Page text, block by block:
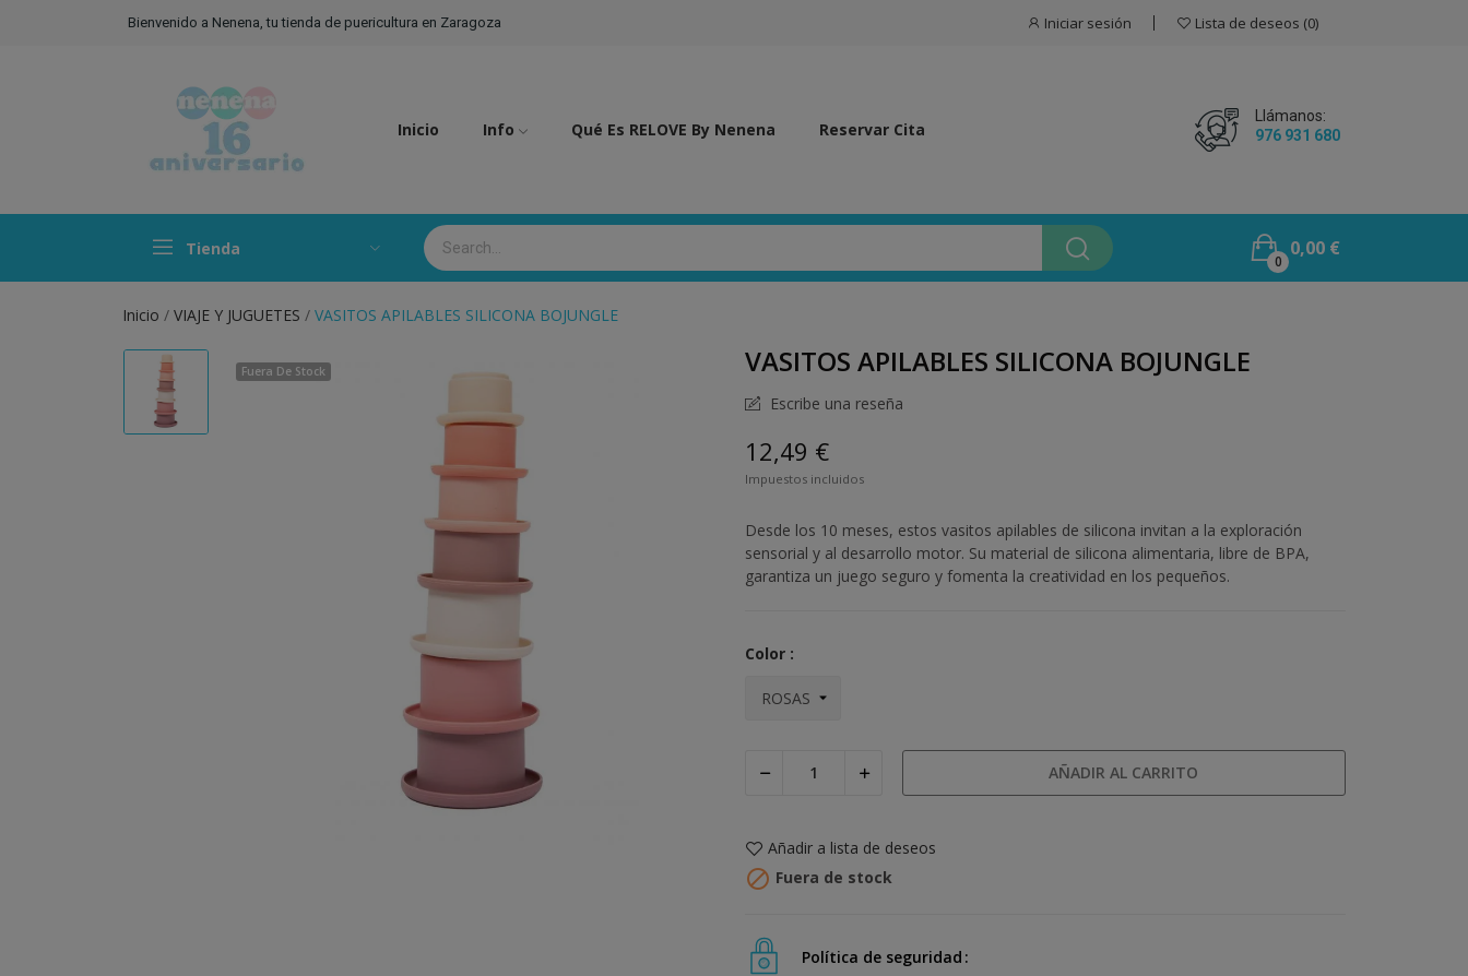
Bienvenido a Nenena, tu tienda de puericultura en Zaragoza Iniciar sesión Lista de deseos 0
Inicio Info Qué Es RELOVE By Nenena Reservar Cita
Llámanos:
976 931 680
Tienda 0,00 €
0
Inicio VIAJE Y JUGUETES VASITOS APILABLES SILICONA BOJUNGLE
Fuera De Stock VASITOS APILABLES SILICONA BOJUNGLE
Escribe una reseña
12,49 €
Impuestos incluidos
Desde los 10 meses, estos vasitos apilables de silicona invitan a la exploración
sensorial y al desarrollo motor. Su material de silicona alimentaria, libre de BPA,
garantiza un juego seguro y fomenta la creatividad en los pequeños.
Color :
AÑADIR AL CARRITO
Añadir a lista de deseos
 Fuera de stock
Política de seguridad